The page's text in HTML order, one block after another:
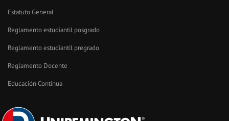
Estatuto General
Reglamento estudiantil posgrado
Reglamento estudiantil pregrado
Reglamento Docente
Educación Continua